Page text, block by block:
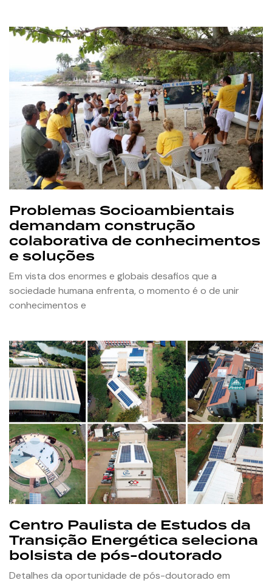
Problemas Socioambientais
demandam construção
colaborativa de conhecimentos
e soluções
Em vista dos enormes e globais desafios que a
sociedade humana enfrenta, o momento é o de unir
conhecimentos e
Centro Paulista de Estudos da
Transição Energética seleciona
bolsista de pós-doutorado
Detalhes da oportunidade de pós-doutorado em